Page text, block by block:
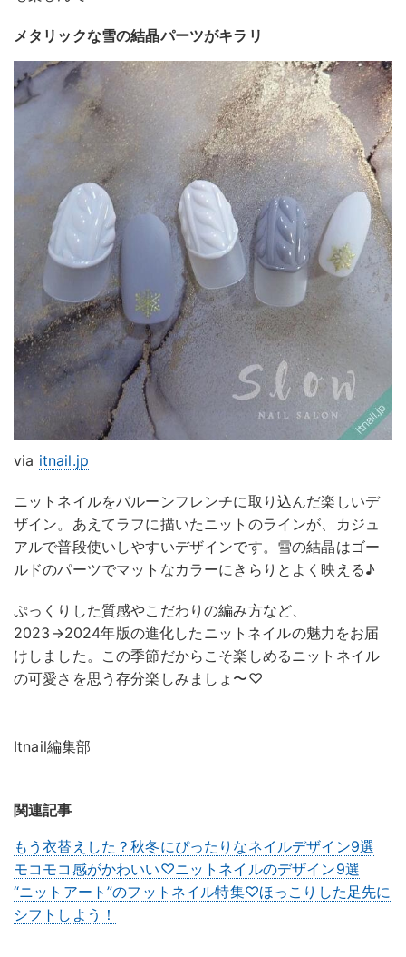
メタリックな雪の結晶パーツがキラリ
via itnail.jp
ニットネイルをバルーンフレンチに取り込んだ楽しいデ
ザイン。あえてラフに描いたニットのラインが、カジュ
アルで普段使いしやすいデザインです。雪の結晶はゴー
ルドのパーツでマットなカラーにきらりとよく映える♪
ぷっくりした質感やこだわりの編み方など、
2023→2024年版の進化したニットネイルの魅力をお届
けしました。この季節だからこそ楽しめるニットネイル
の可愛さを思う存分楽しみましょ〜♡
Itnail編集部
関連記事
もう衣替えした？秋冬にぴったりなネイルデザイン9選
モコモコ感がかわいい♡ニットネイルのデザイン9選
“ニットアート”のフットネイル特集♡ほっこりした足先に
シフトしよう！